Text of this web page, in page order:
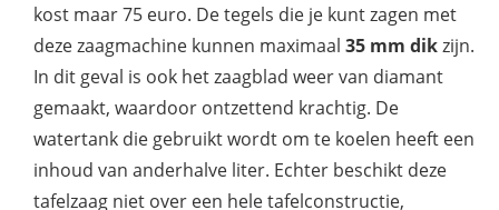
kost maar 75 euro. De tegels die je kunt zagen met
deze zaagmachine kunnen maximaal 35 mm dikzijn.
In dit geval is ook het zaagblad weer van diamant
gemaakt, waardoor ontzettend krachtig. De
watertank die gebruikt wordt om te koelen heeft een
inhoud van anderhalve liter. Echter beschikt deze
tafelzaag niet over een hele tafelconstructie,